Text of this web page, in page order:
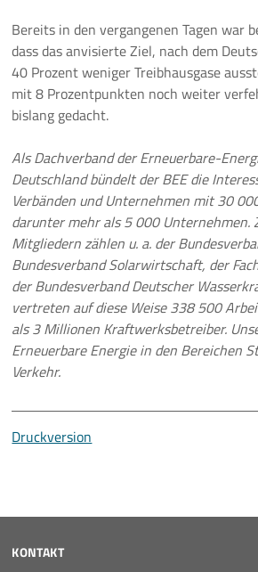
Bereits in den vergangenen Tagen war
dass das anvisierte Ziel, nach dem
40 Prozent weniger Treibhausgase
mit 8 Prozentpunkten noch weiter
bislang gedacht.
Als Dachverband der Erneuerbare-
Deutschland bündelt der BEE die
Verbänden und Unternehmen mit 30
darunter mehr als 5 000 Unternehmen.
Mitgliedern zählen u. a. der
Bundesverband Solarwirtschaft, der
der Bundesverband Deutscher
vertreten auf diese Weise 338 500
als 3 Millionen Kraftwerksbetreiber.
Erneuerbare Energie in den Bereichen
Verkehr.
Druckversion
KONTAKT